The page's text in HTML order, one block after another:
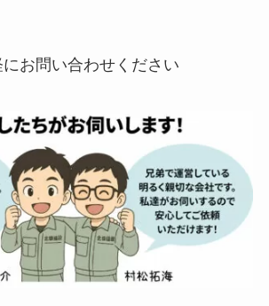
お問い合わせください